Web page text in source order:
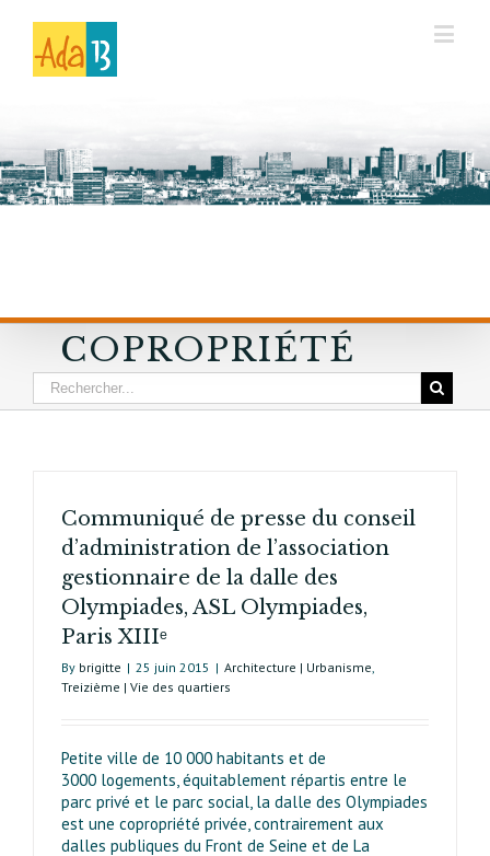
COPROPRIÉTÉ
Communiqué de presse du conseil
d’administration de l’association
gestionnaire de la dalle des
Olympiades, ASL Olympiades,
Paris XIIIᵉ
By brigitte | 25 juin 2015 | Architecture | Urbanisme,
Treizième | Vie des quartiers
Petite ville de 10 000 habitants et de
3000 logements, équitablement répartis entre le
parc privé et le parc social, la dalle des Olympiades
est une copropriété privée, contrairement aux
dalles publiques du Front de Seine et de La